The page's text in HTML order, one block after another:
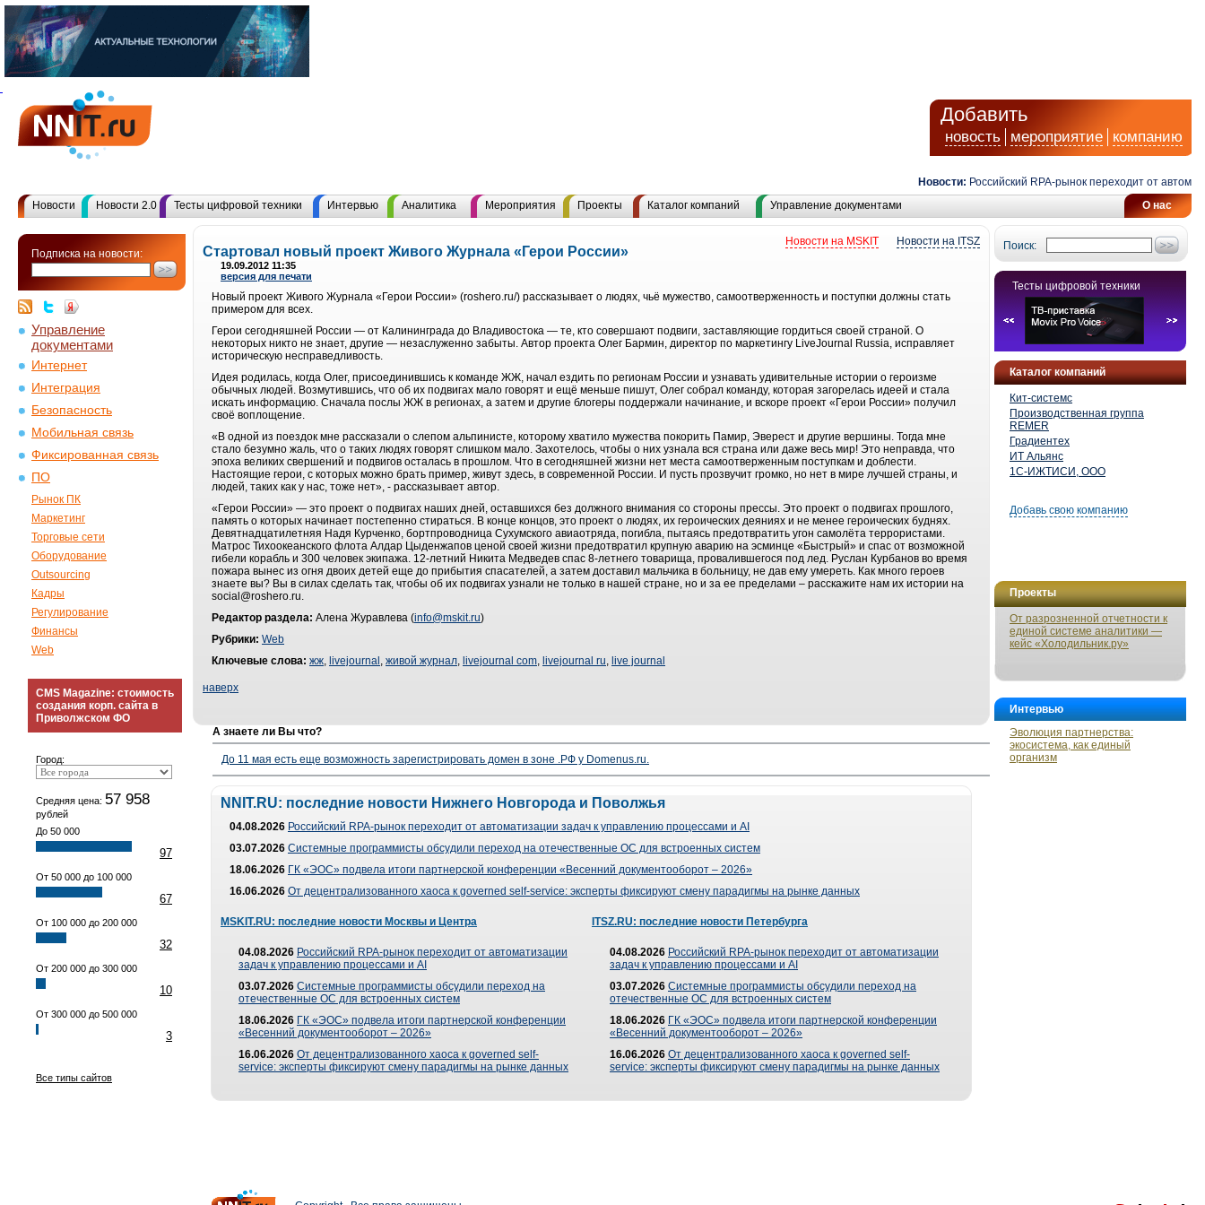
Добавить
новость мероприятие компанию
Новости: Российский RPA-рынок переходит от
О нас
Новости Новости 2.0 Тесты цифровой техники Интервью Аналитика Мероприятия Проекты Каталог компаний Управление документами
Подписка на новости:
Управление
документами
Интернет
Интеграция
Безопасность
Мобильная связь
Фиксированная связь
ПО
Рынок ПК
Маркетинг
Торговые сети
Оборудование
Outsourcing
Кадры
Регулирование
Финансы
Web
CMS Magazine: стоимость
создания корп. сайта в
Приволжском ФО
Город:
Средняя цена: 57 958
рублей
До 50 000
97
От 50 000 до 100 000
67
От 100 000 до 200 000
32
От 200 000 до 300 000
10
От 300 000 до 500 000
3
Все типы сайтов
Поиск:
Тесты цифровой техники
Каталог компаний
Кит-системс
Производственная группа
REMER
Градиентех
ИТ Альянс
1С-ИЖТИСИ, ООО
Добавь свою компанию
Проекты
От разрозненной отчетности к
единой системе аналитики —
кейс «Холодильник.ру»
Интервью
Эволюция партнерства:
экосистема, как единый
организм
Новости на ITSZ
Новости на MSKIT
Стартовал новый проект Живого Журнала «Герои России»
19.09.2012 11:35
версия для печати
Новый проект Живого Журнала «Герои России» (roshero.ru/) рассказывает о людях, чьё мужество, самоотверженность и поступки должны стать
примером для всех.
Герои сегодняшней России — от Калининграда до Владивостока — те, кто совершают подвиги, заставляющие гордиться своей страной. О
некоторых никто не знает, другие — незаслуженно забыты. Автор проекта Олег Бармин, директор по маркетингу LiveJournal Russia, исправляет
историческую несправедливость.
Идея родилась, когда Олег, присоединившись к команде ЖЖ, начал ездить по регионам России и узнавать удивительные истории о героизме
обычных людей. Возмутившись, что об их подвигах мало говорят и ещё меньше пишут, Олег собрал команду, которая загорелась идеей и стала
искать информацию. Сначала послы ЖЖ в регионах, а затем и другие блогеры поддержали начинание, и вскоре проект «Герои России» получил
своё воплощение.
«В одной из поездок мне рассказали о слепом альпинисте, которому хватило мужества покорить Памир, Эверест и другие вершины. Тогда мне
стало безумно жаль, что о таких людях говорят слишком мало. Захотелось, чтобы о них узнала вся страна или даже весь мир! Это неправда, что
эпоха великих свершений и подвигов осталась в прошлом. Что в сегодняшней жизни нет места самоотверженным поступкам и доблести.
Настоящие герои, с которых можно брать пример, живут здесь, в современной России. И пусть прозвучит громко, но нет в мире лучшей страны, и
людей, таких как у нас, тоже нет», - рассказывает автор.
«Герои России» — это проект о подвигах наших дней, оставшихся без должного внимания со стороны прессы. Это проект о подвигах прошлого,
память о которых начинает постепенно стираться. В конце концов, это проект о людях, их героических деяниях и не менее героических буднях.
Девятнадцатилетняя Надя Курченко, бортпроводница Сухумского авиаотряда, погибла, пытаясь предотвратить угон самолёта террористами.
Матрос Тихоокеанского флота Алдар Цыденжапов ценой своей жизни предотвратил крупную аварию на эсминце «Быстрый» и спас от возможной
гибели корабль и 300 человек экипажа. 12-летний Никита Медведев спас 8-летнего товарища, провалившегося под лед. Руслан Курбанов во время
пожара вынес из огня двоих детей еще до прибытия спасателей, а затем доставил мальчика в больницу, не дав ему умереть. Как много героев
знаете вы? Вы в силах сделать так, чтобы об их подвигах узнали не только в нашей стране, но и за ее пределами – расскажите нам их истории на
social@roshero.ru.
Редактор раздела: Алена Журавлева (info@mskit.ru)
Рубрики: Web
Ключевые слова: жж, livejournal , живой журнал, livejournal com, livejournal ru, live journal
наверх
А знаете ли Вы что?
До 11 мая есть еще возможность зарегистрировать домен в зоне .РФ у Domenus.ru.
NNIT.RU: последние новости Нижнего Новгорода и Поволжья
04.08.2026 Российский RPA-рынок переходит от автоматизации задач к управлению процессами и AI
03.07.2026 Системные программисты обсудили переход на отечественные ОС для встроенных систем
18.06.2026 ГК «ЭОС» подвела итоги партнерской конференции «Весенний документооборот – 2026»
16.06.2026 От децентрализованного хаоса к governed self-service: эксперты фиксируют смену парадигмы на рынке данных
MSKIT.RU: последние новости Москвы и Центра
04.08.2026 Российский RPA-рынок переходит от автоматизации
задач к управлению процессами и AI
03.07.2026 Системные программисты обсудили переход на
отечественные ОС для встроенных систем
18.06.2026 ГК «ЭОС» подвела итоги партнерской конференции
«Весенний документооборот – 2026»
16.06.2026 От децентрализованного хаоса к governed self-
service: эксперты фиксируют смену парадигмы на рынке данных
ITSZ.RU: последние новости Петербурга
04.08.2026 Российский RPA-рынок переходит от автоматизации
задач к управлению процессами и AI
03.07.2026 Системные программисты обсудили переход на
отечественные ОС для встроенных систем
18.06.2026 ГК «ЭОС» подвела итоги партнерской конференции
«Весенний документооборот – 2026»
16.06.2026 От децентрализованного хаоса к governed self-
service: эксперты фиксируют смену парадигмы на рынке данных